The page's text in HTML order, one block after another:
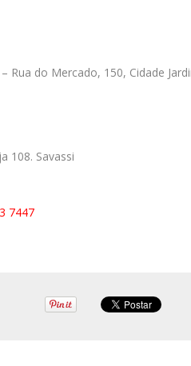
Rua do Mercado, 150, Cidade
108. Savassi
7447